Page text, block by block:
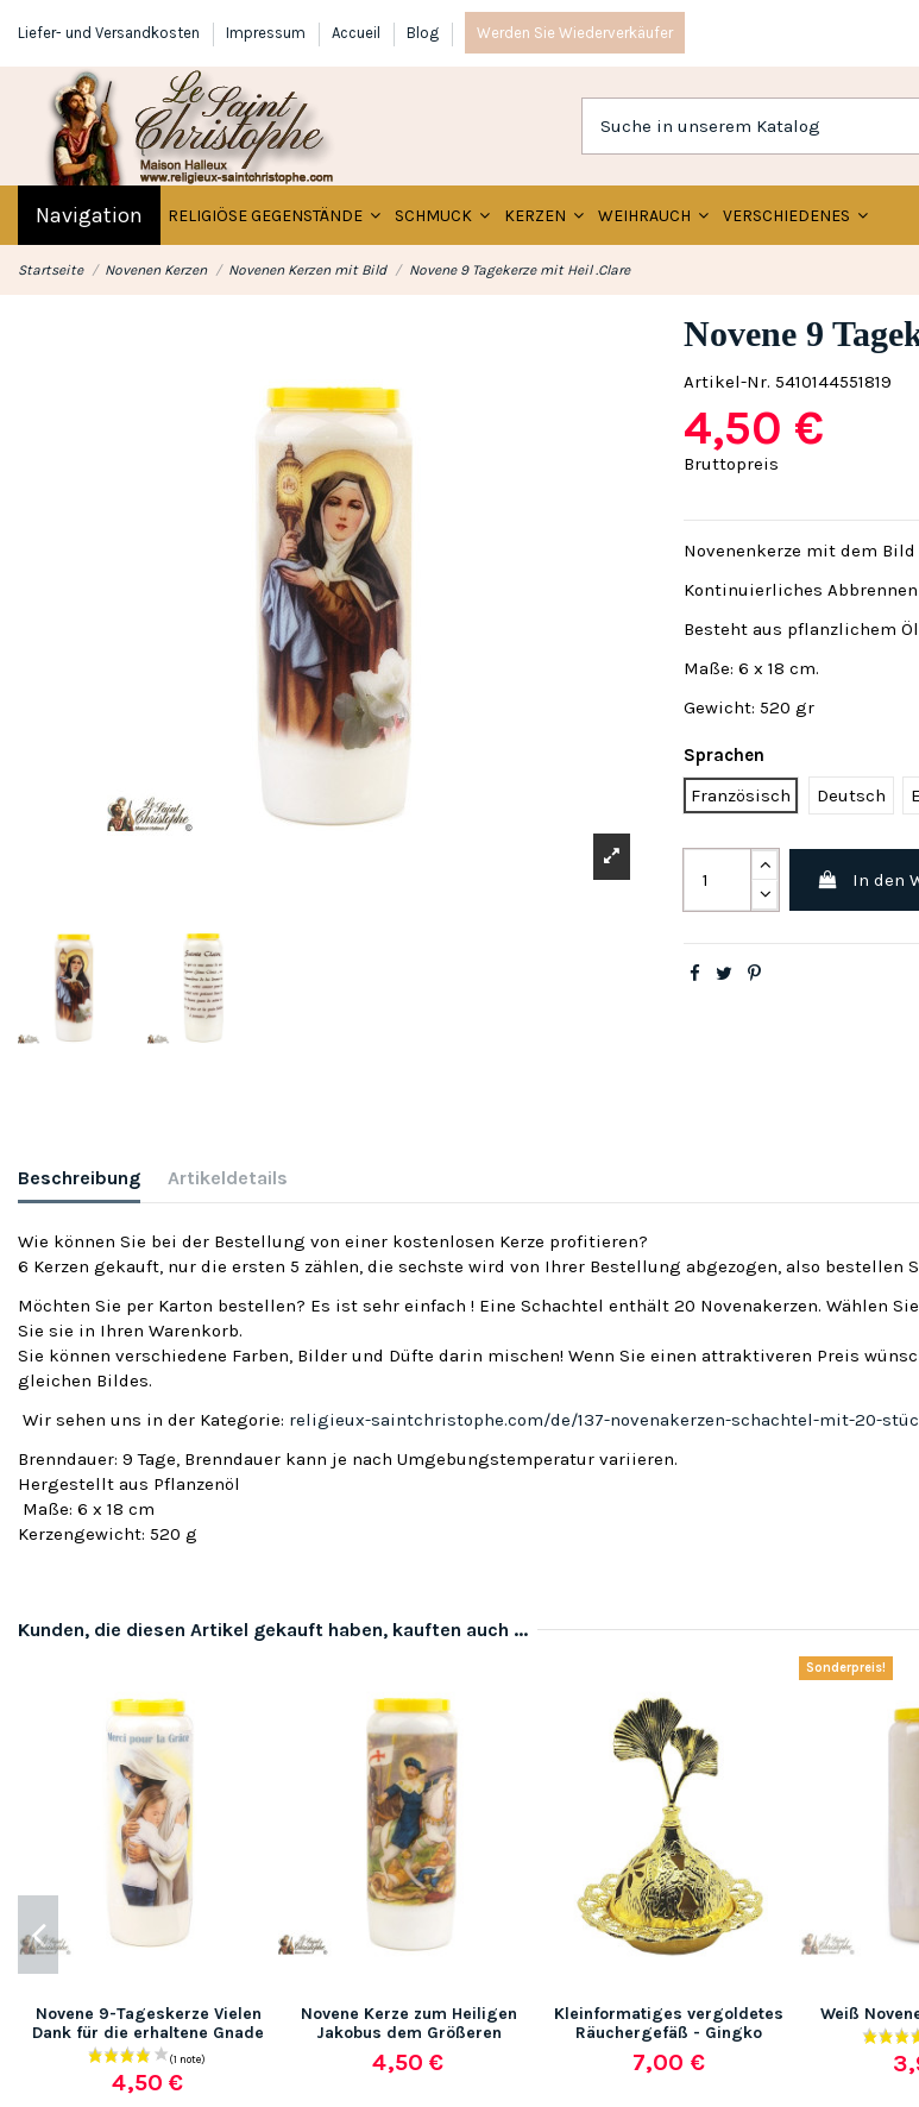
Liefer- und Versandkosten Impressum Accueil Blog Werden Sie Wiederverkäufer
Navigation RELIGIÖSE GEGENSTÄNDE SCHMUCK KERZEN WEIHRAUCH VERSCHIEDENES
Startseite Novenen Kerzen Novenen Kerzen mit Bild Novene 9 Tagekerze mit Heil .Clare
Novene 9
Artikel-Nr. 5410144551819
4,50 €
Bruttopreis
Novenenkerze mit dem
Kontinuierliches Abbrennen
Besteht aus pflanzlichem
Maße: 6 x 18 cm.
Gewicht: 520 gr
Sprachen
Französisch
Deutsch
In den
Beschreibung Artikeldetails
Wie können Sie bei der Bestellung von einer kostenlosen Kerze profitieren?
6 Kerzen gekauft, nur die ersten 5 zählen, die sechste wird von Ihrer Bestellung abgezogen, also bestellen
Möchten Sie per Karton bestellen? Es ist sehr einfach ! Eine Schachtel enthält 20 Novenakerzen. Wählen
Sie sie in Ihren Warenkorb.
Sie können verschiedene Farben, Bilder und Düfte darin mischen! Wenn Sie einen attraktiveren Preis
gleichen Bildes.
Wir sehen uns in der Kategorie: religieux-saintchristophe.com/de/137-novenakerzen-schachtel-mit-20-
Brenndauer: 9 Tage, Brenndauer kann je nach Umgebungstemperatur variieren.
Hergestellt aus Pflanzenöl
Maße: 6 x 18 cm
Kerzengewicht: 520 g
Kunden, die diesen Artikel gekauft haben, kauften auch ...
Novene 9-Tageskerze Vielen
Dank für die erhaltene Gnade
4,50 €
Novene Kerze zum Heiligen
Jakobus dem Größeren
4,50 €
Kleinformatiges vergoldetes
Räuchergefäß - Gingko
7,00 €
Sonderpreis!
Weiß